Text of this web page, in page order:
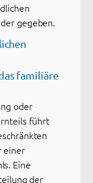
gegeben.
familiäre
oder
führt
einer
Eine
der